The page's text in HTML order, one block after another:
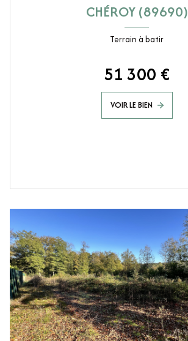
CHÉROY (89690)
Terrain à batir
51 300 €
VOIR LE BIEN